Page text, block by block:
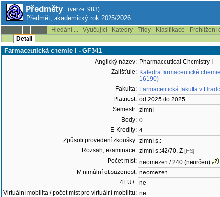
Předměty (verze: 983)
Předmět, akademický rok 2025/2026
--:-- Hledání ... Vyučující Katedry Třídy Klasifikace
Prohlížení
Detail
Farmaceutická chemie I - GF341
Anglický název: Pharmaceutical Chemistry I
Zajišťuje: Katedra farmaceutické
16190)
Fakulta: Farmaceutická fakulta v
Platnost: od 2025 do 2025
Semestr: zimní
Body: 0
E-Kredity: 4
Způsob provedení zkoušky: zimní s.:
Rozsah, examinace: zimní s.:42/70, Z [HS]
Počet míst: neomezen / 240 (neurčen)
Minimální obsazenost: neomezen
4EU+: ne
Virtuální mobilita / počet míst pro virtuální mobilitu: ne